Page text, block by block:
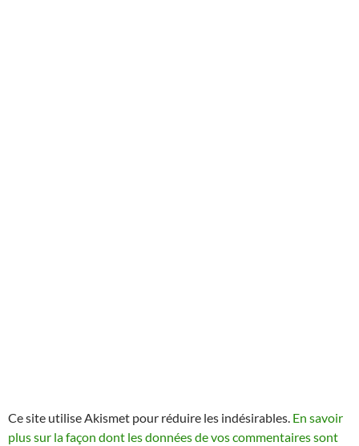
Ce site utilise Akismet pour réduire les indésirables. En savoir
plus sur la façon dont les données de vos commentaires sont